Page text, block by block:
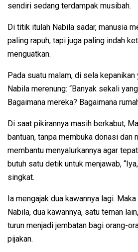
sendiri sedang terdampak musibah.
Di titik itulah Nabila sadar, manusia
paling rapuh, tapi juga paling indah
menguatkan.
Pada suatu malam, di sela kepanikan
Nabila merenung: “Banyak sekali
Bagaimana mereka? Bagaimana
Di saat pikirannya masih berkabut,
bantuan, tanpa membuka donasi dan
membantu menyalurkannya agar
butuh satu detik untuk menjawab,
singkat.
Ia mengajak dua kawannya lagi.
Nabila, dua kawannya, satu teman
turun menjadi jembatan bagi orang-
pijakan.